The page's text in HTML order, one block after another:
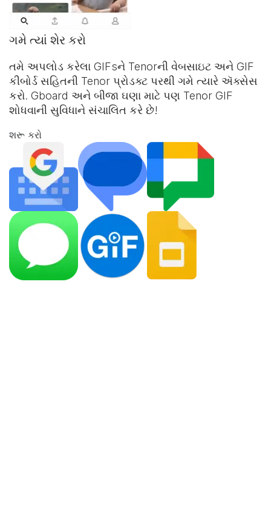
ગમે ત્યાં શેર કરો
તમે અપલોડ કરેલા GIFsને Tenorની વેબસાઇટ અને GIF
કીબોર્ડસહિતની Tenor પ્રોડક્ટ પરથી ગમે ત્યારે ઍક્સેસ
કરો. Gboard અને બીજા ઘણા માટે પણ Tenor GIF
શોધવાની સુવિધાને સંચાલિત કરે છે!
શરૂ કરો